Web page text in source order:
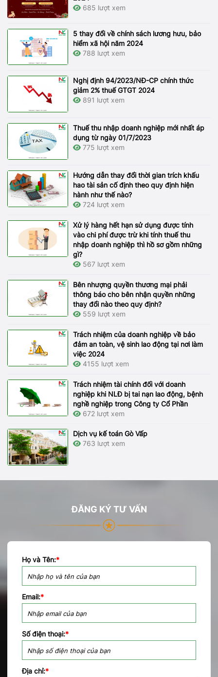
685 lượt xem
5 thay đổi về chính sách lương hưu, bảo
hiểm xã hội năm 2024
788 lượt xem
Nghị định 94/2023/NĐ-CP chính thức
giảm 2% thuế GTGT 2024
891 lượt xem
Thuế thu nhập doanh nghiệp mới nhất áp
dụng từ ngày 01/7/2023
775 lượt xem
Hướng dẫn thay đổi thời gian trích khấu
hao tài sản cố định theo quy định hiện
hành như thế nào?
724 lượt xem
Xử lý hàng hết hạn sử dụng được tính
vào chi phí được trừ khi tính thuế thu
nhập doanh nghiệp thì hồ sơ gồm những
gì?
567 lượt xem
Bên nhượng quyền thương mại phải
thông báo cho bên nhận quyền những
thay đổi nào theo quy định?
559 lượt xem
Trách nhiệm của doanh nghiệp về bảo
đảm an toàn, vệ sinh lao động tại nơi làm
việc 2024
4155 lượt xem
Trách nhiệm tài chính đối với doanh
nghiệp khi NLĐ bị tai nạn lao động, bệnh
nghề nghiệp trong Công ty Cổ Phần
672 lượt xem
Dịch vụ kế toán Gò Vấp
763 lượt xem
ĐĂNG KÝ TƯ VẤN
Họ và Tên:*
Email:*
Số điện thoại:*
Địa chỉ:*